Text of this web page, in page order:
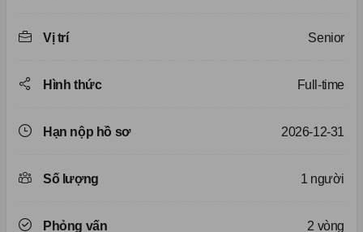
Vị trí Senior
Hình thức Full-time
Hạn nộp hồ sơ 2026-12-31
Số lượng 1 người
Phỏng vấn 2 vòng